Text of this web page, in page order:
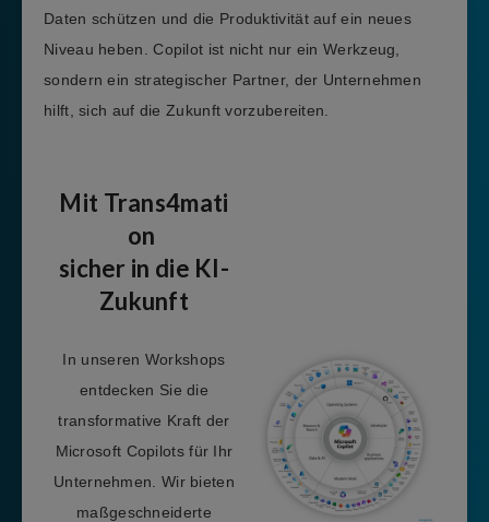
Daten schützen und die Produktivität auf ein neues
Niveau heben. Copilot ist nicht nur ein Werkzeug,
sondern ein strategischer Partner, der Unternehmen
hilft, sich auf die Zukunft vorzubereiten.
Mit Trans4mati
on
sicher in die KI-
Zukunft
In unseren Workshops
entdecken Sie die
transformative Kraft der
Microsoft Copilots für Ihr
Unternehmen. Wir bieten
maßgeschneiderte